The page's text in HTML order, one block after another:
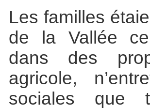
Les familles
de la Vallée
dans des
agricole,
sociales que